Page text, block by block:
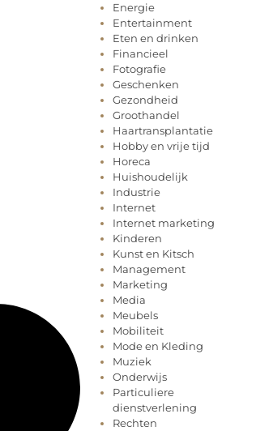
Energie
Entertainment
Eten en drinken
Financieel
Fotografie
Geschenken
Gezondheid
Groothandel
Haartransplantatie
Hobby en vrije tijd
Horeca
Huishoudelijk
Industrie
Internet
Internet marketing
Kinderen
Kunst en Kitsch
Management
Marketing
Media
Meubels
Mobiliteit
Mode en Kleding
Muziek
Onderwijs
Particuliere
dienstverlening
Rechten